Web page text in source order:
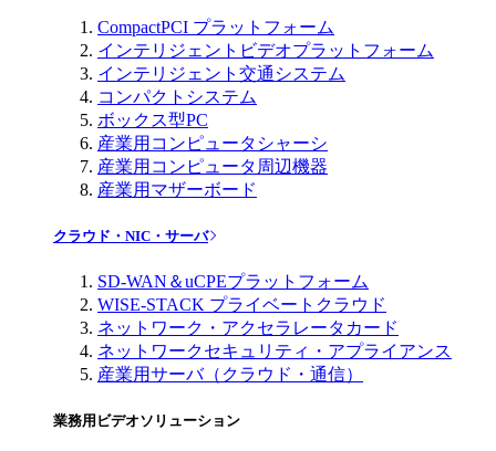
CompactPCI プラットフォーム
インテリジェントビデオプラットフォーム
インテリジェント交通システム
コンパクトシステム
ボックス型PC
産業用コンピュータシャーシ
産業用コンピュータ周辺機器
産業用マザーボード
クラウド・NIC・サーバ
SD-WAN＆uCPEプラットフォーム
WISE-STACK プライベートクラウド
ネットワーク・アクセラレータカード
ネットワークセキュリティ・アプライアンス
産業用サーバ（クラウド・通信）
業務用ビデオソリューション